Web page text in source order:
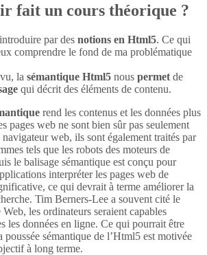
fait un cours théorique ?
par des notions en Html5. Ce qui
comprendre le fond de ma problématique
la sémantique Html5 nous permet de
qui décrit des éléments de contenu.
rend les contenus et les données plus
pages web ne sont bien sûr pas seulement
web, ils sont également traités par
tels que les robots des moteurs de
le balisage sémantique est conçu pour
interpréter les pages web de
ce qui devrait à terme améliorer la
Tim Berners-Lee a souvent cité le
les ordinateurs seraient capables
les données en ligne. Ce qui pourrait être
poussée sémantique de l’Html5 est motivée
à long terme.